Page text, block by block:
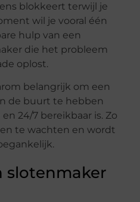
blokkeert terwijl je
wil je vooral één
hulp van een
die het probleem
oplost.
belangrijk om een
de buurt te hebben
24/7 bereikbaar is. Zo
te wachten en wordt
slotenmaker